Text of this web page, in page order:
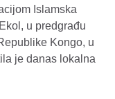
Islamska
u predgrađu
Kongo, u
je danas lokalna